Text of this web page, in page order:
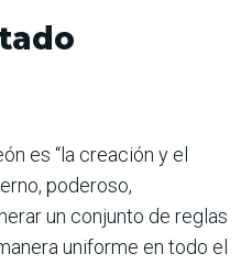
es “la creación y el
poderoso,
un conjunto de reglas
uniforme en todo el